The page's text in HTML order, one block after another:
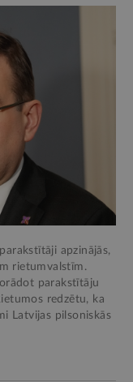
apzinājās,
rietumvalstīm.
parakstītāju
redzētu, ka
Latvijas pilsoniskās